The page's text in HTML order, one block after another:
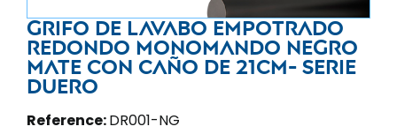
Grifo de lavabo empotrado
redondo monomando negro
mate con caño de 21CM- Serie
Duero
Reference:DR001-NG